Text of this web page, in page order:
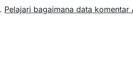
Pelajari bagaimana data komentar